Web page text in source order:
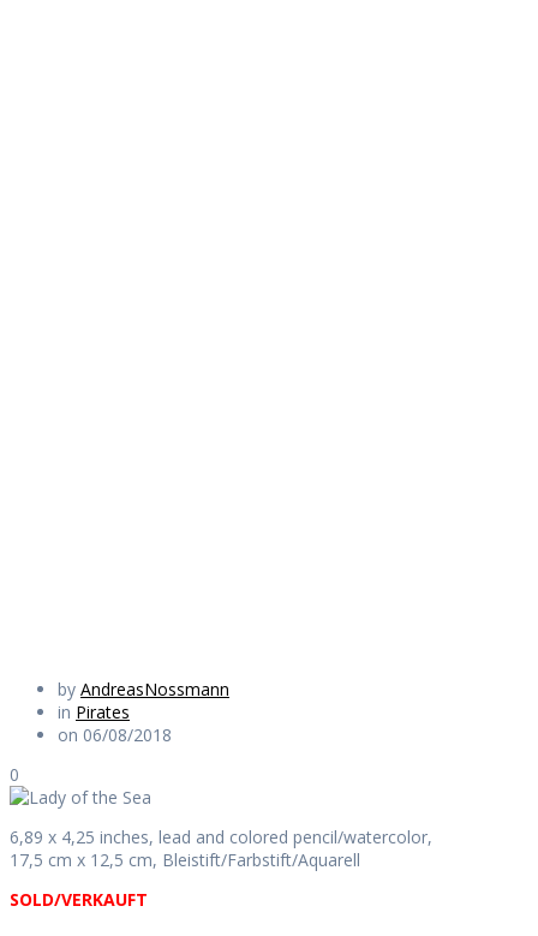
by AndreasNossmann
in Pirates
on 06/08/2018
0
6,89 x 4,25 inches, lead and colored pencil/watercolor,
17,5 cm x 12,5 cm, Bleistift/Farbstift/Aquarell
SOLD/VERKAUFT